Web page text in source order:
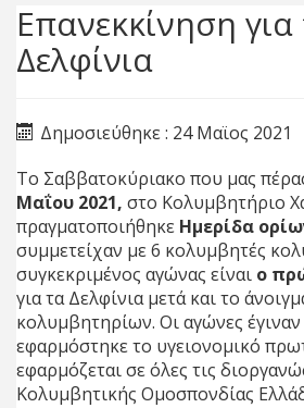
Επανεκκίνηση για
Δελφίνια
Δημοσιεύθηκε : 24 Μαϊος 2021
Το Σαββατοκύριακο που μας
Μαΐου 2021, στο Κολυμβητήριο
πραγματοποιήθηκε Ημερίδα
συμμετείχαν με 6 κολυμβητές
συγκεκριμένος αγώνας είναι ο
για τα Δελφίνια μετά και το
κολυμβητηρίων. Οι αγώνες έγιναν
εφαρμόστηκε το υγειονομικό
εφαρμόζεται σε όλες τις
Κολυμβητικής Ομοσπονδίας